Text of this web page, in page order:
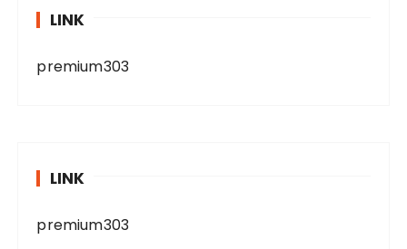
LINK
premium303
LINK
premium303